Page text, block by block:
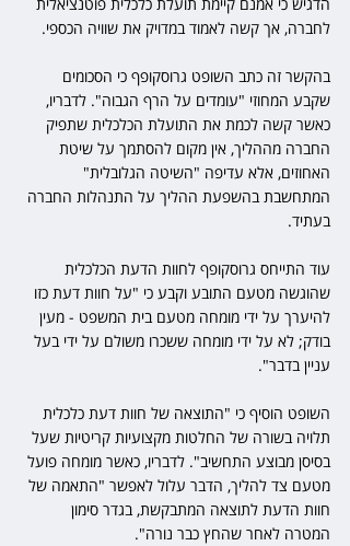
הדגיש כי אמנם קיימת תועלת כלכלית פוטנציאלית
לחברה, אך קשה לאמוד במדויק את שוויה הכספי.
בהקשר זה כתב השופט גרוסקופף כי הסכומים
שקבע המחוזי "עומדים על הרף הגבוה". לדבריו,
כאשר קשה לכמת את התועלת הכלכלית שתפיק
החברה מההליך, אין מקום להסתמך על שיטת
האחוזים, אלא עדיפה "השיטה הגלובלית"
המתחשבת בהשפעת ההליך על התנהלות החברה
בעתיד.
עוד התייחס גרוסקופף לחוות הדעת הכלכלית
שהוגשה מטעם התובע וקבע כי "על חוות דעת כזו
להיערך על ידי מומחה מטעם בית המשפט - מעין
בודק; לא על ידי מומחה ששכרו משולם על ידי בעל
עניין בדבר".
השופט הוסיף כי "התוצאה של חוות דעת כלכלית
תלויה בשורה של החלטות מקצועיות קריטיות שעל
בסיסן מבוצע התחשיב". לדבריו, כאשר מומחה פועל
מטעם צד להליך, הדבר עלול לאפשר "התאמה של
חוות הדעת לתוצאה המתבקשת, בגדר סימון
המטרה לאחר שהחץ כבר נורה".